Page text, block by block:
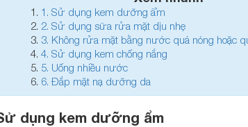
1. Sử dụng kem dưỡng ẩm
2. Sử dụng sữa rửa mặt dịu nhẹ
3. Không rửa mặt bằng nước quá nóng hoặc
4. Sử dụng kem chống nắng
5. Uống nhiều nước
6. Đắp mặt nạ dưỡng da
dụng kem dưỡng ẩm